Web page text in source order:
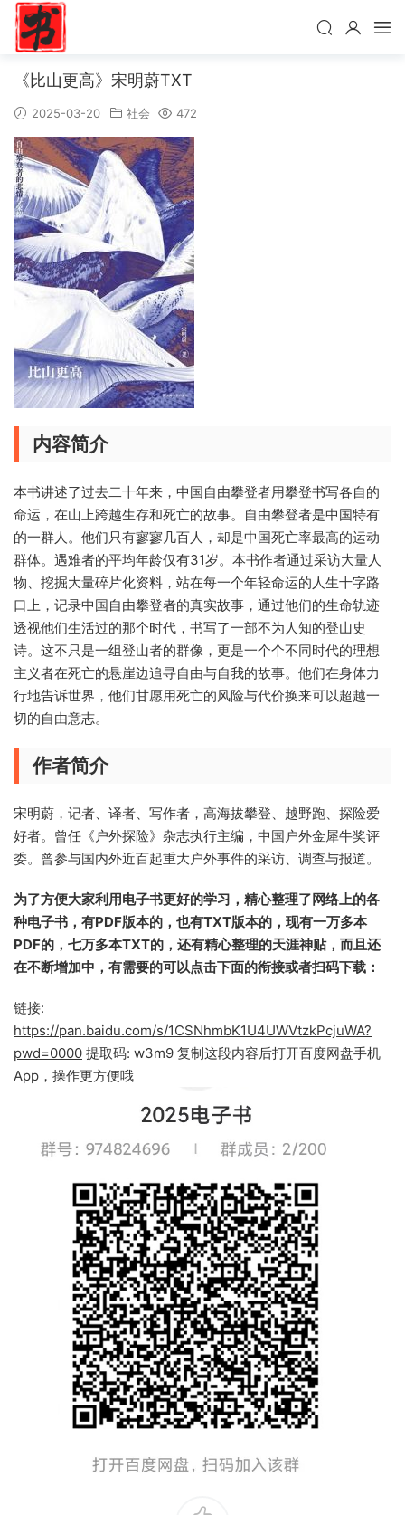
《比山更高》宋明蔚TXT
2025-03-20 社会 472
内容简介
本书讲述了过去二十年来，中国自由攀登者用攀登书写各自的
命运，在山上跨越生存和死亡的故事。自由攀登者是中国特有
的一群人。他们只有寥寥几百人，却是中国死亡率最高的运动
群体。遇难者的平均年龄仅有31岁。本书作者通过采访大量人
物、挖掘大量碎片化资料，站在每一个年轻命运的人生十字路
口上，记录中国自由攀登者的真实故事，通过他们的生命轨迹
透视他们生活过的那个时代，书写了一部不为人知的登山史
诗。这不只是一组登山者的群像，更是一个个不同时代的理想
主义者在死亡的悬崖边追寻自由与自我的故事。他们在身体力
行地告诉世界，他们甘愿用死亡的风险与代价换来可以超越一
切的自由意志。
作者简介
宋明蔚，记者、译者、写作者，高海拔攀登、越野跑、探险爱
好者。曾任《户外探险》杂志执行主编，中国户外金犀牛奖评
委。曾参与国内外近百起重大户外事件的采访、调查与报道。
为了方便大家利用电子书更好的学习，精心整理了网络上的各
种电子书，有PDF版本的，也有TXT版本的，现有一万多本
PDF的，七万多本TXT的，还有精心整理的天涯神贴，而且还
在不断增加中，有需要的可以点击下面的衔接或者扫码下载：
链接:
https://pan.baidu.com/s/1CSNhmbK1U4UWVtzkPcjuWA?
pwd=0000 提取码: w3m9 复制这段内容后打开百度网盘手机
App，操作更方便哦